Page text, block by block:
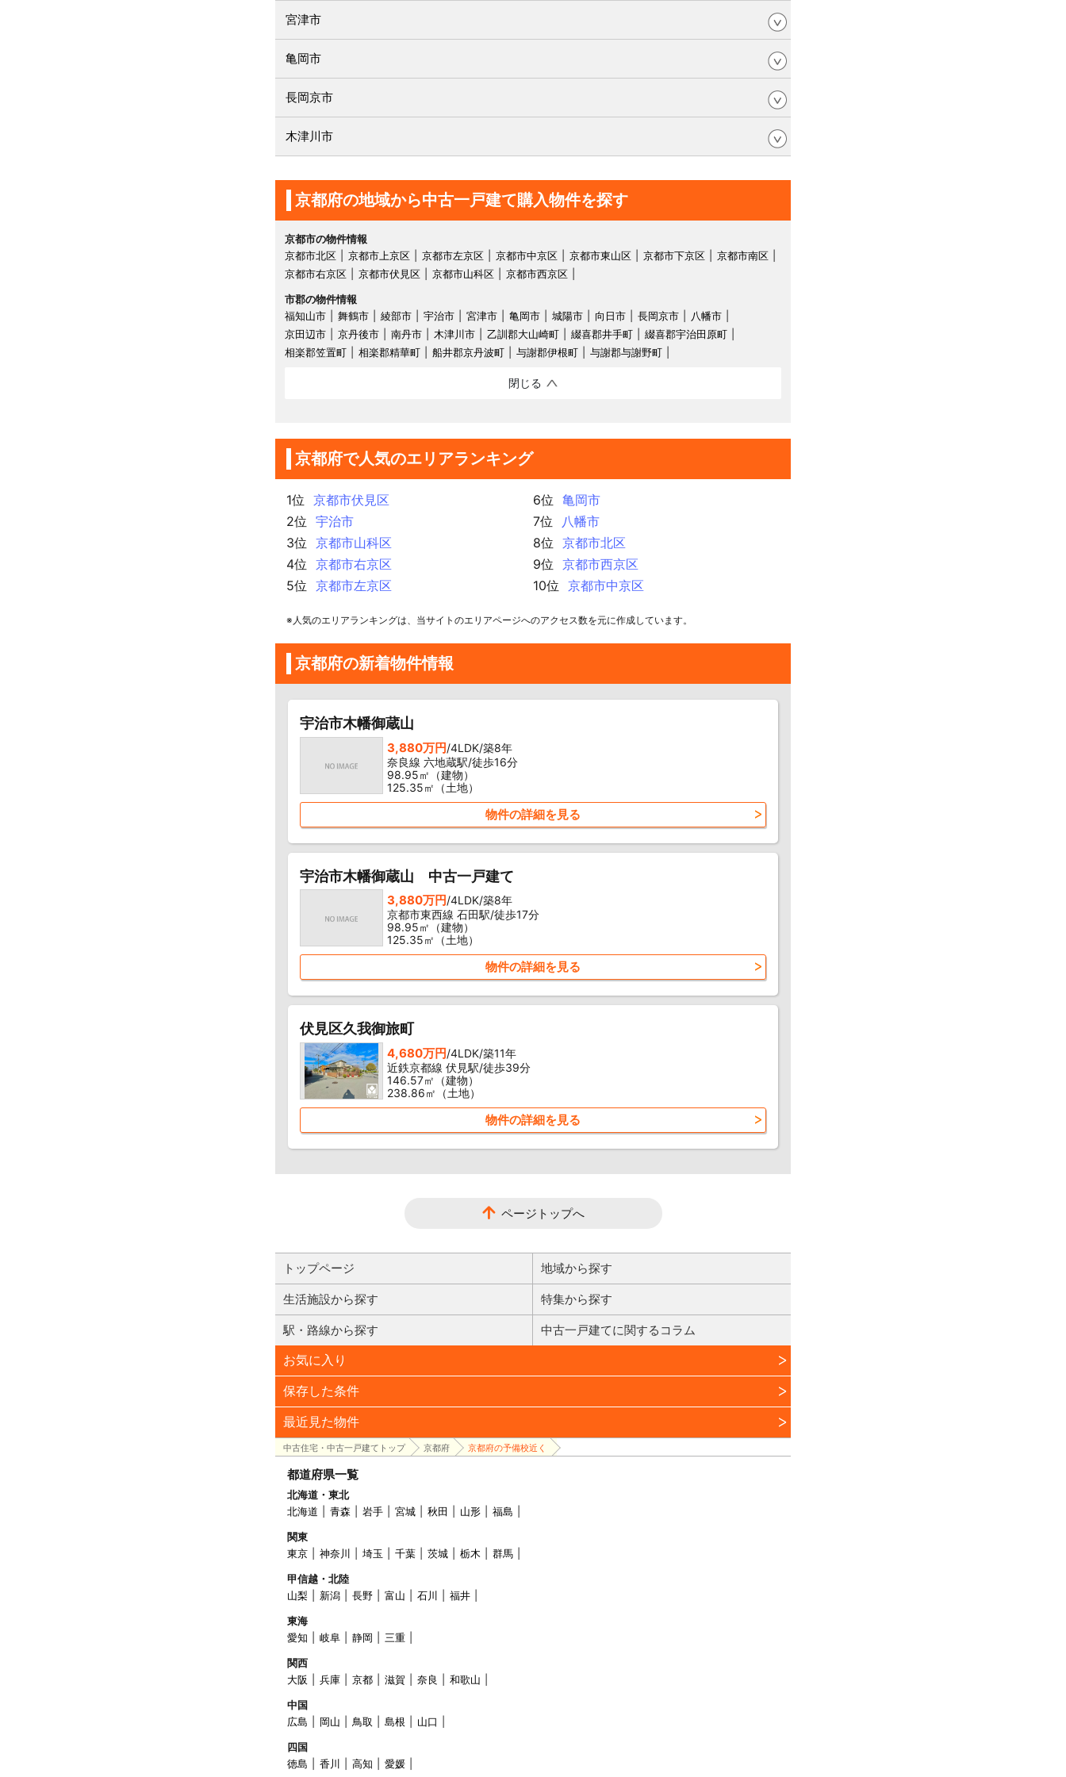
宮津市
亀岡市
長岡京市
木津川市
京都府の地域から中古一戸建て購入物件を探す
京都市の物件情報
京都市北区
京都市上京区 京都市左京区 京都市中京区 京都市東山区 京都市下京区
京都市南区
京都市右京区
京都市伏見区 京都市山科区
京都市西京区
市郡の物件情報
福知山市
舞鶴市 綾部市 宇治市 宮津市 亀岡市 城陽市 向日市 長岡京市
八幡市
京田辺市
京丹後市 南丹市 木津川市 乙訓郡大山崎町 綴喜郡井手町
綴喜郡宇治田原町
相楽郡笠置町
相楽郡精華町 船井郡京丹波町 与謝郡伊根町 与謝郡与謝野町
閉じる
京都府で人気のエリアランキング
1位
京都市伏見区
2位
宇治市
3位
京都市山科区
4位
京都市右京区
5位
京都市左京区
6位
亀岡市
7位
八幡市
8位
京都市北区
9位
京都市西京区
10位
京都市中京区
※人気のエリアランキングは、当サイトのエリアページへのアクセス数を元に作成しています。
京都府の新着物件情報
宇治市木幡御蔵山
3,880万円/4LDK/築8年
奈良線 六地蔵駅/徒歩16分
98.95㎡（建物）
125.35㎡（土地）
物件の詳細を見る
宇治市木幡御蔵山 中古一戸建て
3,880万円/4LDK/築8年
京都市東西線 石田駅/徒歩17分
98.95㎡（建物）
125.35㎡（土地）
物件の詳細を見る
伏見区久我御旅町
4,680万円/4LDK/築11年
近鉄京都線 伏見駅/徒歩39分
146.57㎡（建物）
238.86㎡（土地）
物件の詳細を見る
ページトップへ
トップページ 地域から探す
生活施設から探す 特集から探す
駅・路線から探す 中古一戸建てに関するコラム
お気に入り
保存した条件
最近見た物件
中古住宅・中古一戸建てトップ 京都府 京都府の予備校近く
都道府県一覧
北海道・東北
北海道
青森 岩手 宮城 秋田 山形
福島
関東
東京
神奈川 埼玉 千葉 茨城 栃木
群馬
甲信越・北陸
山梨
新潟 長野 富山 石川
福井
東海
愛知
岐阜 静岡
三重
関西
大阪
兵庫 京都 滋賀 奈良
和歌山
中国
広島
岡山 鳥取 島根
山口
四国
徳島
香川 高知 愛媛